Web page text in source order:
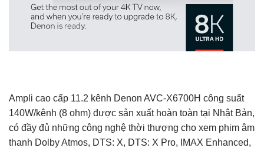
Ampli cao cấp 11.2 kênh Denon AVC-X6700H công suất
140W/kênh (8 ohm) được sản xuất hoàn toàn tại Nhật Bản,
có đầy đủ những công nghệ thời thượng cho xem phim âm
thanh Dolby Atmos, DTS: X, DTS: X Pro, IMAX Enhanced,